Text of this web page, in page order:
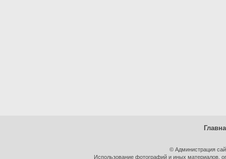
© Администрация
Использование фотографий и иных материалов,